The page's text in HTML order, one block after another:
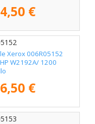
€
Xerox 006R05152
W2192A/ 1200
€